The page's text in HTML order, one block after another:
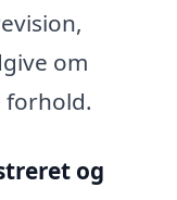
om
forhold.
og